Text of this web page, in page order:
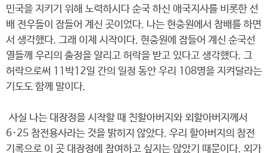
민국을 지키기 위해 노력하시다 순국 하신 애국지사를 비롯한 선
배 전우들이 잠들어 계신 곳이었다. 나는 현충원에서 참배를 하면
서 생각했다. 그래 이제 시작이다. 현충원에 잠들어 계신 순국선
열들께 우리의 출정을 알리고 허락을 받고 있다고 생각했다. 그
허락으로써 11박12일 간의 일정 동안 우리 108명을 지켜달라는
기도도 함께 말이다.
사실 나는 대장정을 시작할 때 친할아버지와 외할아버지께서
6·25 참전용사라는 것을 밝히지 않았다. 우리 할아버지의 참전
기록으로 이 곳 대장정에 참여하고 싶지는 않았기 때문이다. 외가